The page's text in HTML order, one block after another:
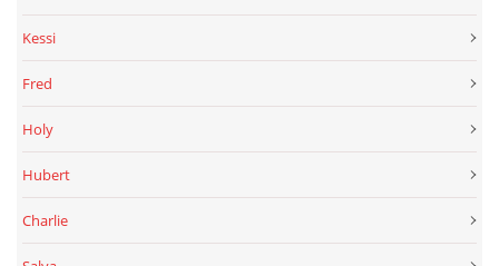
Kessi
Fred
Holy
Hubert
Charlie